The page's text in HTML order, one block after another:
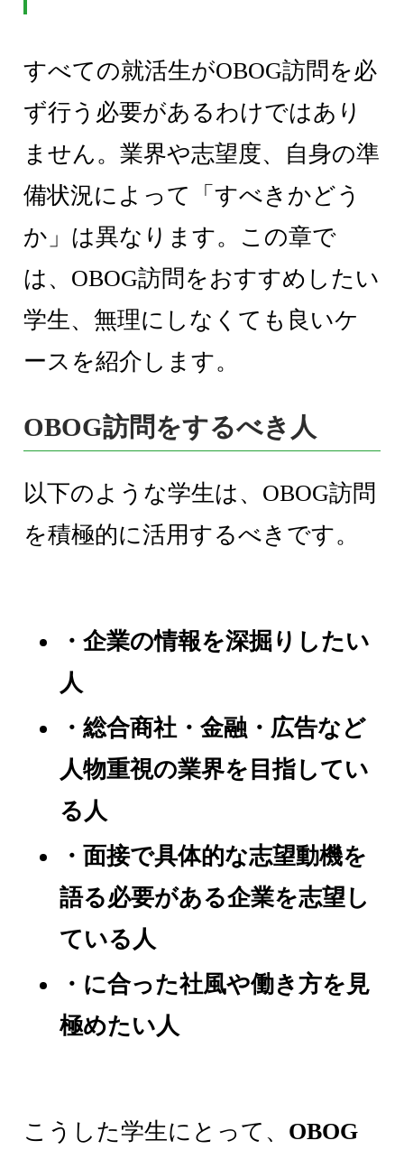
すべての就活生がOBOG訪問を必
ず行う必要があるわけではあり
ません。業界や志望度、自身の準
備状況によって「すべきかどう
か」は異なります。この章で
は、OBOG訪問をおすすめしたい
学生、無理にしなくても良いケ
ースを紹介します。
OBOG訪問をするべき人
以下のような学生は、OBOG訪問
を積極的に活用するべきです。
・企業の情報を深掘りしたい
人
・総合商社・金融・広告など
人物重視の業界を目指してい
る人
・面接で具体的な志望動機を
語る必要がある企業を志望し
ている人
・に合った社風や働き方を見
極めたい人
こうした学生にとって、 OBOG